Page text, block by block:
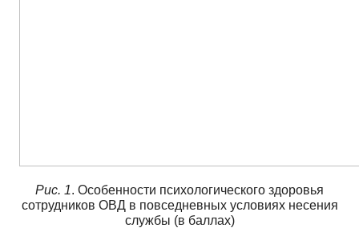
Рис. 1. Особенности психологического здоровья
сотрудников ОВД в повседневных условиях несения
службы (в баллах)